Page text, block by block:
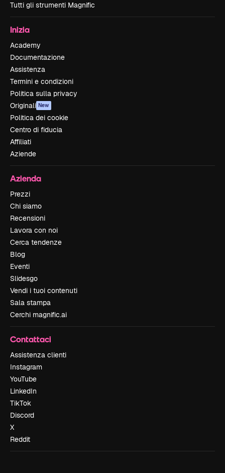
Tutti gli strumenti Magnific
Inizia
Academy
Documentazione
Assistenza
Termini e condizioni
Politica sulla privacy
Originali New
Politica dei cookie
Centro di fiducia
Affiliati
Aziende
Azienda
Prezzi
Chi siamo
Recensioni
Lavora con noi
Cerca tendenze
Blog
Eventi
Slidesgo
Vendi i tuoi contenuti
Sala stampa
Cerchi magnific.ai
Contattaci
Assistenza clienti
Instagram
YouTube
LinkedIn
TikTok
Discord
X
Reddit